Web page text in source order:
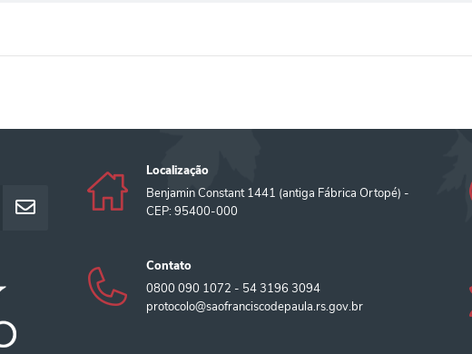
Localização
Benjamin Constant 1441 (antiga Fábrica Ortopé) -
CEP: 95400-000
Contato
0800 090 1072 - 54 3196 3094
protocolo@saofranciscodepaula.rs.gov.br